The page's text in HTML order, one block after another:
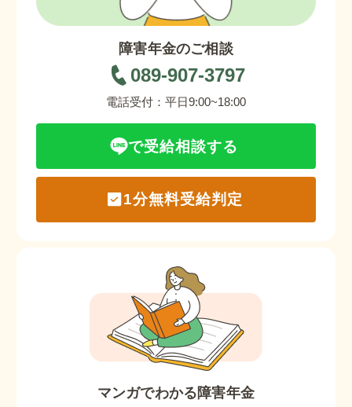
障害年金のご相談
089-907-3797
電話受付：平日9:00~18:00
で受給相談する
1分無料受給判定
マンガでわかる障害年金